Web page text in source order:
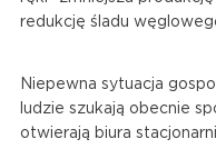
redukcję śladu
Niepewna sytuacja
ludzie szukają obecnie
otwierają biura